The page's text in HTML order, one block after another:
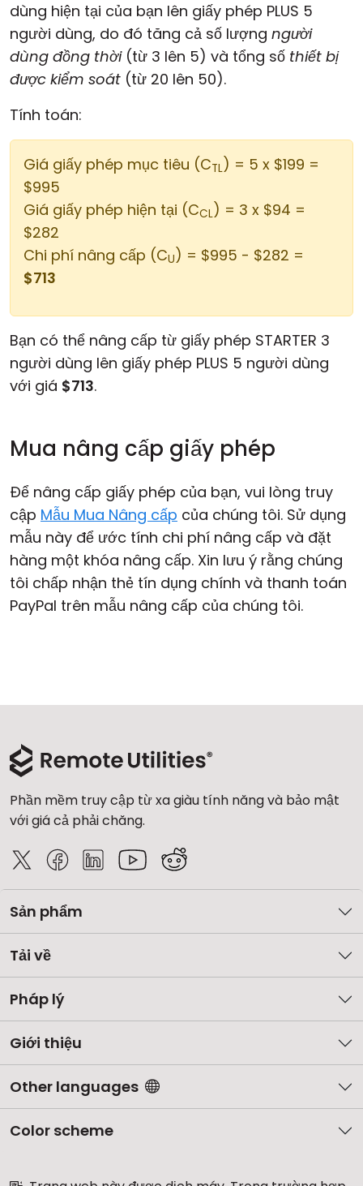
dùng hiện tại của bạn lên giấy phép PLUS 5
người dùng, do đó tăng cả số lượng người
dùng đồng thời(từ 3 lên 5) và tổng số thiết bị
được kiểm soát (từ 20 lên 50).
Tính toán:
Giá giấy phép mục tiêu (CTL) = 5 x $199 =
$995
Giá giấy phép hiện tại (CCL) = 3 x $94 =
$282
Chi phí nâng cấp (CU) = $995 - $282 =
$713
Bạn có thể nâng cấp từ giấy phép STARTER 3
người dùng lên giấy phép PLUS 5 người dùng
với giá $713.
Mua nâng cấp giấy phép
Để nâng cấp giấy phép của bạn, vui lòng truy
cập Mẫu Mua Nâng cấp của chúng tôi. Sử dụng
mẫu này để ước tính chi phí nâng cấp và đặt
hàng một khóa nâng cấp. Xin lưu ý rằng chúng
tôi chấp nhận thẻ tín dụng chính và thanh toán
PayPal trên mẫu nâng cấp của chúng tôi.
Phần mềm truy cập từ xa giàu tính năng và bảo mật
với giá cả phải chăng.
Sản phẩm
Tải về
Pháp lý
Giới thiệu
Other languages
Color scheme